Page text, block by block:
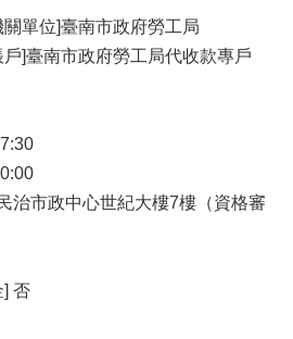
單位]臺南市政府勞工局
]臺南市政府勞工局代收款專戶
治市政中心世紀大樓7樓（資格審
] 否